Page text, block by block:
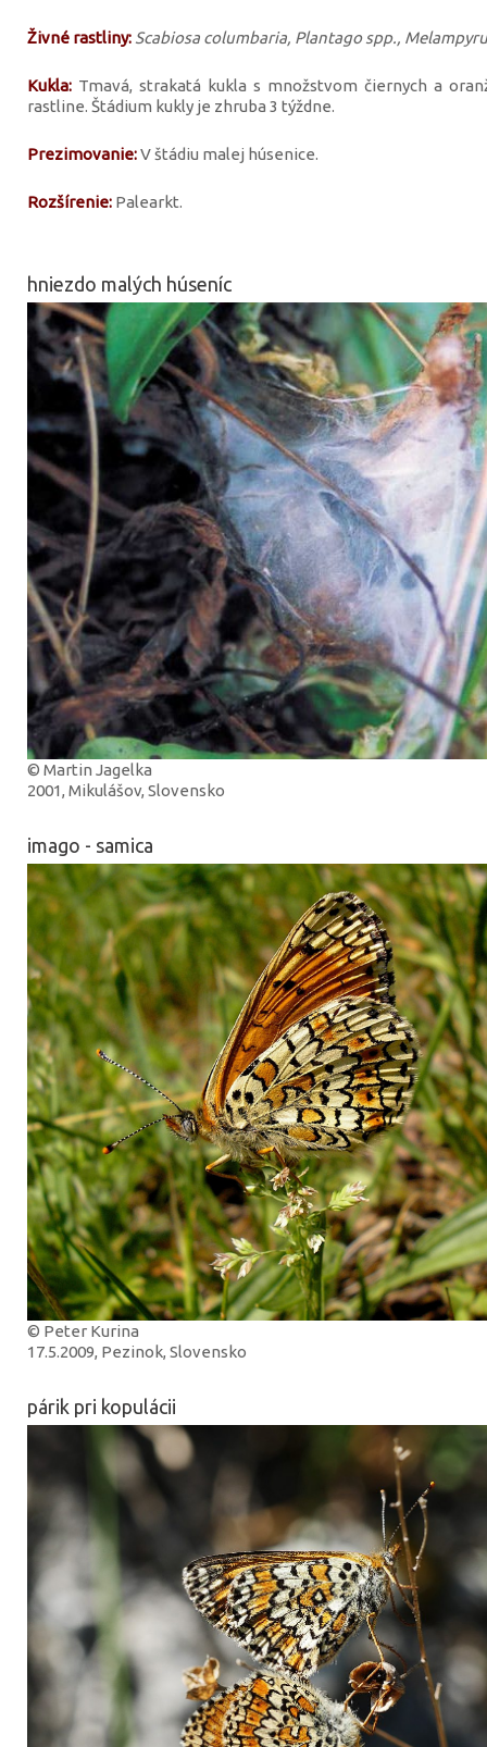
Živné rastliny: Scabiosa columbaria, Plantago spp.,
Kukla: Tmavá, strakatá kukla s množstvom čiernych a
rastline. Štádium kukly je zhruba 3 týždne.
Prezimovanie:V štádiu malej húsenice.
Rozšírenie: Palearkt.
hniezdo malých húseníc
© Martin Jagelka
2001, Mikulášov, Slovensko
imago - samica
© Peter Kurina
17.5.2009, Pezinok, Slovensko
párik pri kopulácii